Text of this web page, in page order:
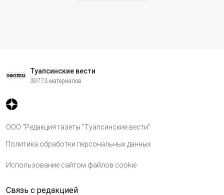
Туапсинские вести
39773 материалов
ООО "Редакция газеты "Туапсинские вести"
Политика обработки персональных данных
Использование сайтом файлов cookie
Связь с редакцией